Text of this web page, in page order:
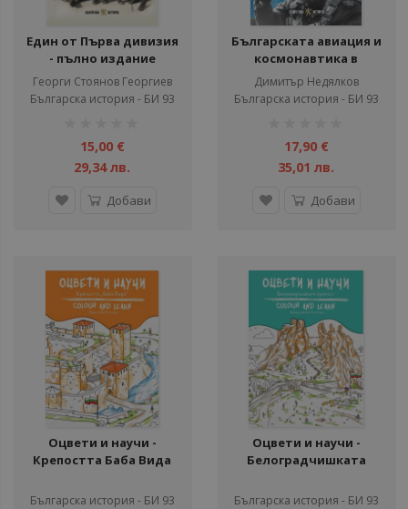
Един от Първа дивизия
- пълно издание
Георги Стоянов Георгиев
Българска история - БИ 93
15,00 €
29,34 лв.
Добави
Българската авиация и
космонавтика в
епохата на Студената
война
Димитър Недялков
Българска история - БИ 93
17,90 €
35,01 лв.
Добави
Оцвети и научи -
Крепостта Баба Вида
Българска история - БИ 93
Оцвети и научи -
Белоградчишката
Българска история - БИ 93